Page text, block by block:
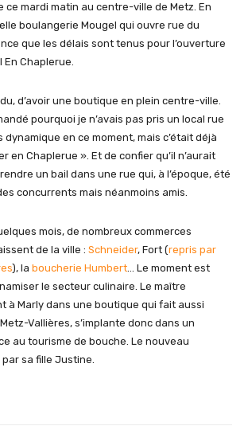
ce mardi matin au centre-ville de Metz. En
boulangerie Mougel qui ouvre rue du
que les délais sont tenus pour l’ouverture
En Chaplerue.
d’avoir une boutique en plein centre-ville.
pourquoi je n’avais pas pris un local rue
dynamique en ce moment, mais c’était déjà
en Chaplerue ». Et de confier qu’il n’aurait
un bail dans une rue qui, à l’époque, été
concurrents mais néanmoins amis.
mois, de nombreux commerces
de la ville : Schneider, Fort (repris par
), la boucherie Humbert… Le moment est
le secteur culinaire. Le maître
à Marly dans une boutique qui fait aussi
Vallières, s’implante donc dans un
au tourisme de bouche. Le nouveau
sa fille Justine.